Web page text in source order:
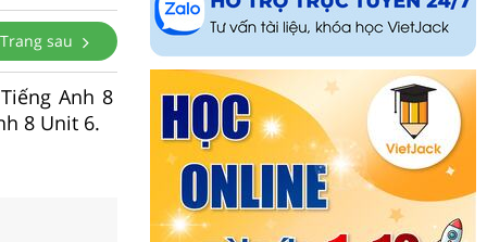
Trang sau
Anh 8
8 Unit 6.